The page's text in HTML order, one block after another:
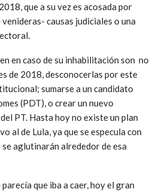
que a su vez es acosada por
causas judiciales o una
en caso de su inhabilitación son no
de 2018, desconocerlas por este
sumarse a un candidato
(PDT), o crear un nuevo
PT. Hasta hoy no existe un plan
al de Lula, ya que se especula con
aglutinarán alrededor de esa
que iba a caer, hoy el gran